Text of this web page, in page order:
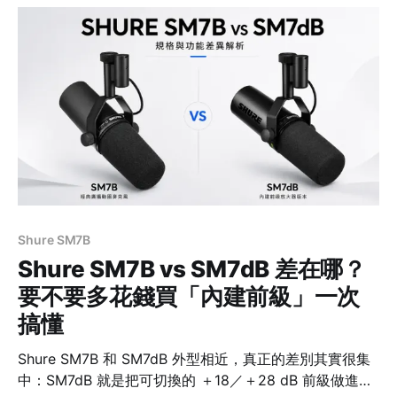
Shure SM7B
Shure SM7B vs SM7dB 差在哪？
要不要多花錢買「內建前級」一次
搞懂
Shure SM7B 和 SM7dB 外型相近，真正的差別其實很集
中：SM7dB 就是把可切換的 ＋18／＋28 dB 前級做進